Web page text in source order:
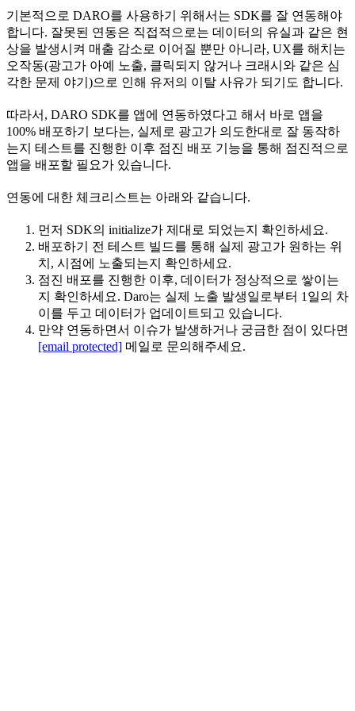
기본적으로 DARO를 사용하기 위해서는 SDK를 잘 연동해야
합니다. 잘못된 연동은 직접적으로는 데이터의 유실과 같은 현
상을 발생시켜 매출 감소로 이어질 뿐만 아니라, UX를 해치는
오작동(광고가 아예 노출, 클릭되지 않거나 크래시와 같은 심
각한 문제 야기)으로 인해 유저의 이탈 사유가 되기도 합니다.
따라서, DARO SDK를 앱에 연동하였다고 해서 바로 앱을
100% 배포하기 보다는, 실제로 광고가 의도한대로 잘 동작하
는지 테스트를 진행한 이후 점진 배포 기능을 통해 점진적으로
앱을 배포할 필요가 있습니다.
연동에 대한 체크리스트는 아래와 같습니다.
먼저 SDK의 initialize가 제대로 되었는지 확인하세요.
배포하기 전 테스트 빌드를 통해 실제 광고가 원하는 위
치, 시점에 노출되는지 확인하세요.
점진 배포를 진행한 이후, 데이터가 정상적으로 쌓이는
지 확인하세요. Daro는 실제 노출 발생일로부터 1일의 차
이를 두고 데이터가 업데이트되고 있습니다.
만약 연동하면서 이슈가 발생하거나 궁금한 점이 있다면
[email protected] 메일로 문의해주세요.